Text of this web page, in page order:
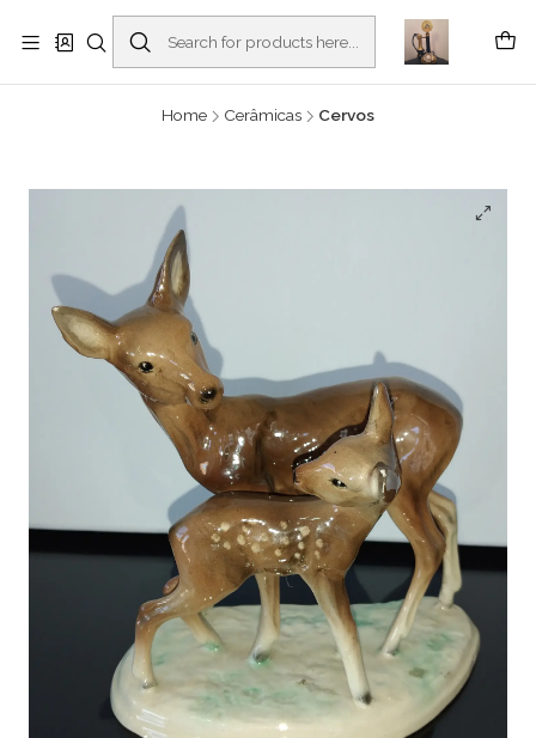
Buscantiguidades - Leilões. Colecionismo e antiguidades em Viana do
Castelo -
Read more
Home Cerâmicas Cervos